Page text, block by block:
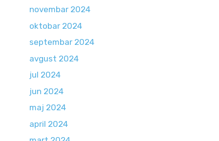
novembar 2024
oktobar 2024
septembar 2024
avgust 2024
jul 2024
jun 2024
maj 2024
april 2024